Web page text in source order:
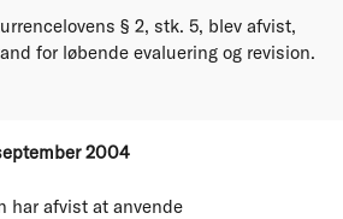
§ 2, stk. 5, blev afvist,
for løbende evaluering og revision.
2004
har afvist at anvende